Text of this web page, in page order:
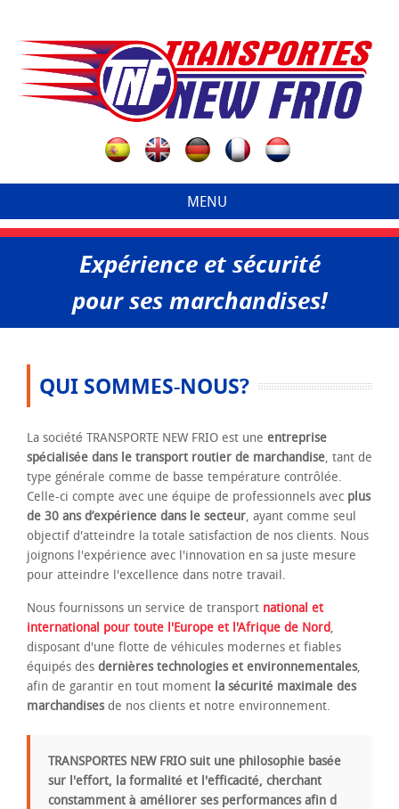
MENU
Expérience et sécurité
pour ses marchandises!
QUI SOMMES-NOUS?
La société TRANSPORTE NEW FRIO est une entreprise
spécialisée dans le transport routier de marchandise, tant de
type générale comme de basse température contrôlée.
Celle-ci compte avec une équipe de professionnels avec plus
de 30 ans d’expérience dans le secteur, ayant comme seul
objectif d'atteindre la totale satisfaction de nos clients. Nous
joignons l'expérience avec l'innovation en sa juste mesure
pour atteindre l'excellence dans notre travail.
Nous fournissons un service de transport national et
international pour toute l'Europe et l'Afrique de Nord,
disposant d'une flotte de véhicules modernes et fiables
équipés des dernières technologies et environnementales,
afin de garantir en tout moment la sécurité maximale des
marchandisesde nos clients et notre environnement.
TRANSPORTES NEW FRIO suit une philosophie basée
sur l'effort, la formalité et l'efficacité, cherchant
constamment à améliorer ses performances afin d